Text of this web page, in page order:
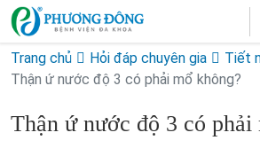
Trang chủ Hỏi đáp chuyên gia
Tiết
Thận ứ nước độ 3 có phải mổ không?
Thận ứ nước độ 3 có phải